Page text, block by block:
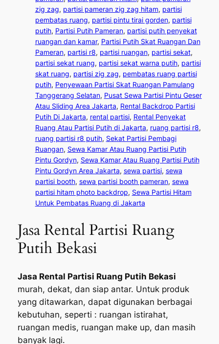
zig zag, partisi pameran zig zag hitam, partisi
pembatas ruang, partisi pintu tirai gorden, partisi
putih, Partisi Putih Pameran, partisi putih penyekat
ruangan dan kamar, Partisi Putih Skat Ruangan Dan
Pameran, partisi r8, partisi ruangan, partisi sekat
partisi sekat ruang, partisi sekat warna putih, partisi
skat ruang, partisi zig zag, pembatas ruang partisi
putih, Penyewaan Partisi Skat Ruangan Pamulang
Tanggerang Selatan, Pusat Sewa Partisi Pintu Geser
Atau Sliding Area Jakarta, Rental Backdrop Partisi
Putih Di Jakarta, rental partisi, Rental Penyekat
Ruang Atau Partisi Putih di Jakarta, ruang partisi r8
ruang partisi r8 putih, Sekat Partisi Pembagi
Ruangan, Sewa Kamar Atau Ruang Partisi Putih
Pintu Gordyn, Sewa Kamar Atau Ruang Partisi Putih
Pintu Gordyn Area Jakarta, sewa partisi, sewa
partisi booth, sewa partisi booth pameran, sewa
partisi hitam photo backdrop, Sewa Partisi Hitam
Untuk Pembatas Ruang di Jakarta
Jasa Rental Partisi Ruang
Putih Bekasi
Jasa Rental Partisi Ruang Putih Bekasi
murah, dekat, dan siap antar. Untuk produk
yang ditawarkan, dapat digunakan berbagai
kebutuhan, seperti : ruangan istirahat,
ruangan medis, ruangan make up, dan masih
banyak lagi.